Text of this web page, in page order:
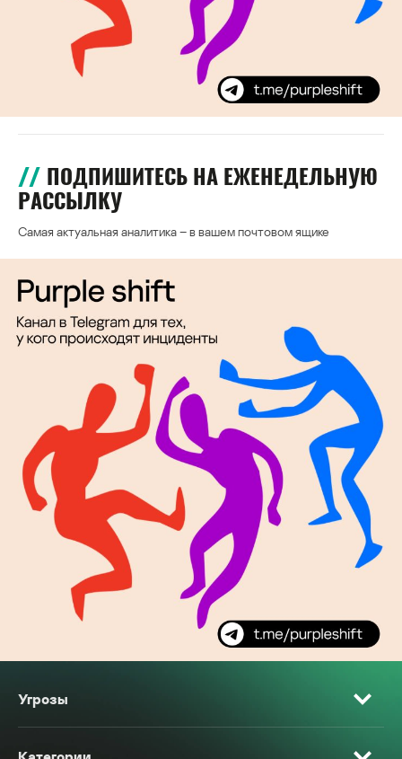
ПОДПИШИТЕСЬ НА ЕЖЕНЕДЕЛЬНУЮ
РАССЫЛКУ
Самая актуальная аналитика – в вашем почтовом ящике
Угрозы